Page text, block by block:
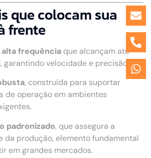
que colocam sua
frente
frequência que alcançam até
, garantindo velocidade e precisão.
, construída para suportar
de operação em ambientes
padronizado, que assegura a
da produção, elemento fundamental
em grandes mercados.